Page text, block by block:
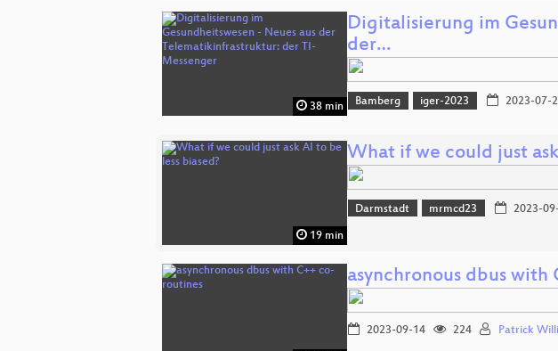
38 min
Digitalisierung im
der…
Bamberg iger-2023 2023-07-
19 min
What if we could just
Darmstadt mrmcd23 2023-
asynchronous dbus with
2023-09-14 224 Patrick